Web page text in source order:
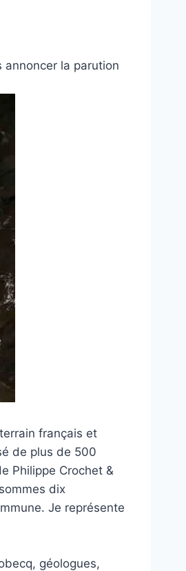
annoncer la parution
français et
de plus de 500
Philippe Crochet &
dix
Je représente
géologues,